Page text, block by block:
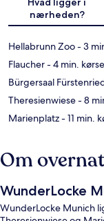
nærheden?
Hellabrunn Zoo- 3
Flaucher- 4 min.
Bürgersaal
Theresienwiese- 8
Marienplatz- 11 min.
Om
WunderLocke
WunderLocke Munich